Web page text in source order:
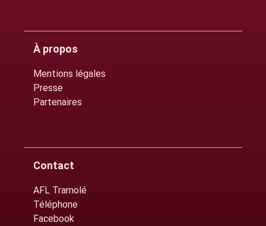
À propos
Mentions légales
Presse
Partenaires
Contact
AFL Tramolé
Téléphone
Facebook